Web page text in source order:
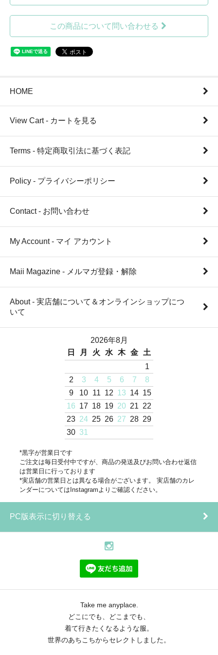
この商品について問い合わせる
HOME
View Cart - カートを見る
Terms - 特定商取引法に基づく表記
Policy - プライバシーポリシー
Contact - お問い合わせ
My Account - マイ アカウント
Maii Magazine - メルマガ登録・解除
About - 実店舗について＆オンラインショップにつ
いて
2026年8月
日
月 火 水 木 金
土
1
2
3 4 5 6 7
8
9
10 11 12 13 14 15
16 17 18 19 20 21 22
23 24 25 26 27 28 29
30 31
*黒字が営業日です
ご注文は毎日受付中ですが、商品の発送及びお問い合わせ返信
は営業日に行っております
*実店舗の営業日とは異なる場合がございます。 実店舗のカレ
ンダーについてはInstagramよりご確認ください。
PC版表示に切り替える
Take me anyplace.
どこにでも、どこまでも、
着て行きたくなるような服。
世界のあちこちからセレクトしました。